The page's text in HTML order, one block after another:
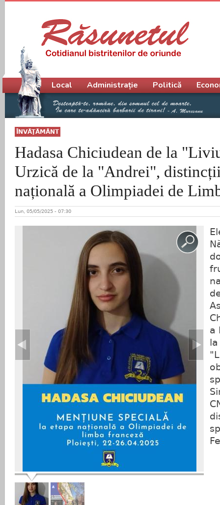
ÎNVĂŢĂMÂNT
Hadasa Chiciudean de la
Urzică de la "Andrei",
națională a Olimpiadei de
Lun, 05/05/2025 - 07:30
a
Meniu principal
Local Administrație Politică